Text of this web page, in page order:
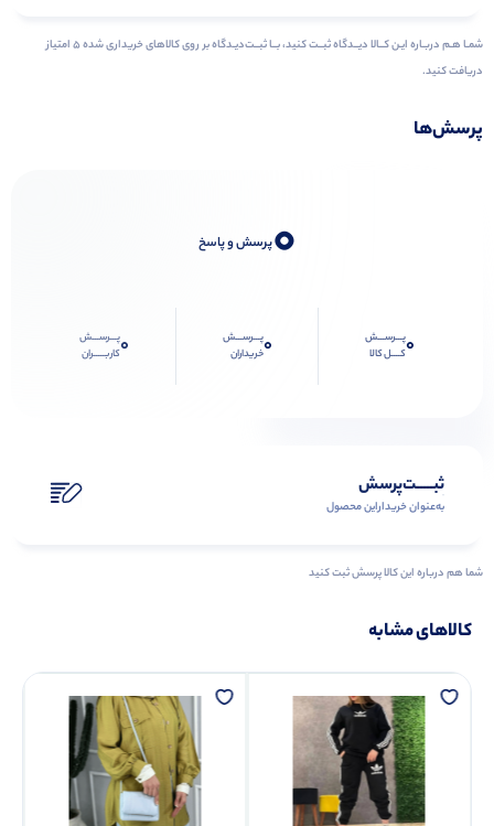
شمـا هـم دربـاره ایـن کــالا دیــدگاه ثبــت کنید، بــا ثبــت‌دیـدگاه بر روی کالاهای خریداری شده ۵ امتیاز
دریافت کنید.
پرسش‌ها
0پرسش و پاسخ
0پـــرســـش
کــــل کالا
0پـــرســـش
خریداران
0پـــرســـش
کاربـــــران
ثبـــــت‌پرسش
به‌عنوان ‌خریدار‌این‌ محصول
شما هم درباره این کالا پرسش ثبت کنید
کالاهای مشابه